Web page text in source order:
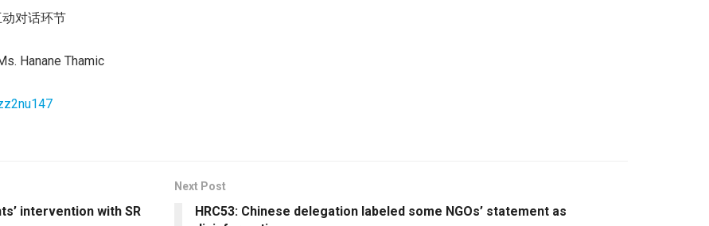
对话环节
Hanane Thamic
intervention with SR
Next Post
HRC53: Chinese delegation labeled some NGOs’ statement as